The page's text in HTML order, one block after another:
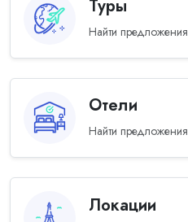
Туры
Найти предложения
Отели
Найти предложения
Локации